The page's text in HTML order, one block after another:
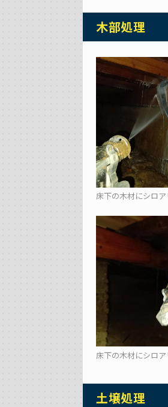
木部処理
床下の木材にシロ
床下の木材にシロ
土壌処理